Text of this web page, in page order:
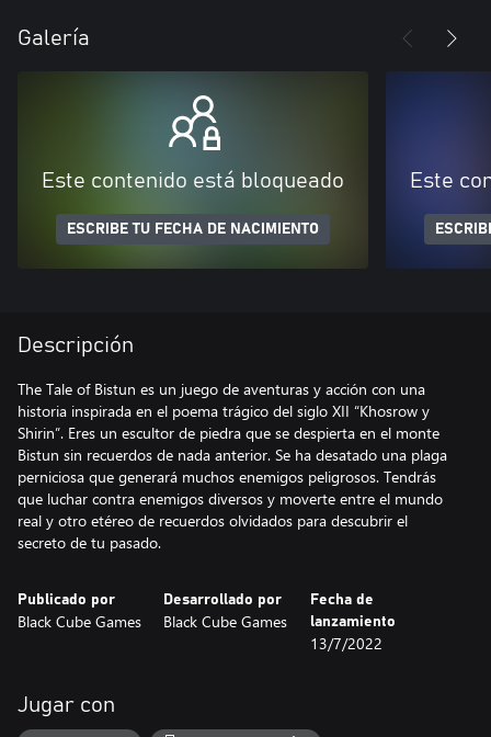
Galería
Este contenido está bloqueado
ESCRIBE TU FECHA DE NACIMIENTO
Este
Descripción
The Tale of Bistun es un juego de aventuras y acción con una
historia inspirada en el poema trágico del siglo XII “Khosrow y
Shirin”. Eres un escultor de piedra que se despierta en el monte
Bistun sin recuerdos de nada anterior. Se ha desatado una plaga
perniciosa que generará muchos enemigos peligrosos. Tendrás
que luchar contra enemigos diversos y moverte entre el mundo
real y otro etéreo de recuerdos olvidados para descubrir el
secreto de tu pasado.
Publicado por
Black Cube Games
Desarrollado por
Black Cube Games
Fecha de
lanzamiento
13/7/2022
Jugar con